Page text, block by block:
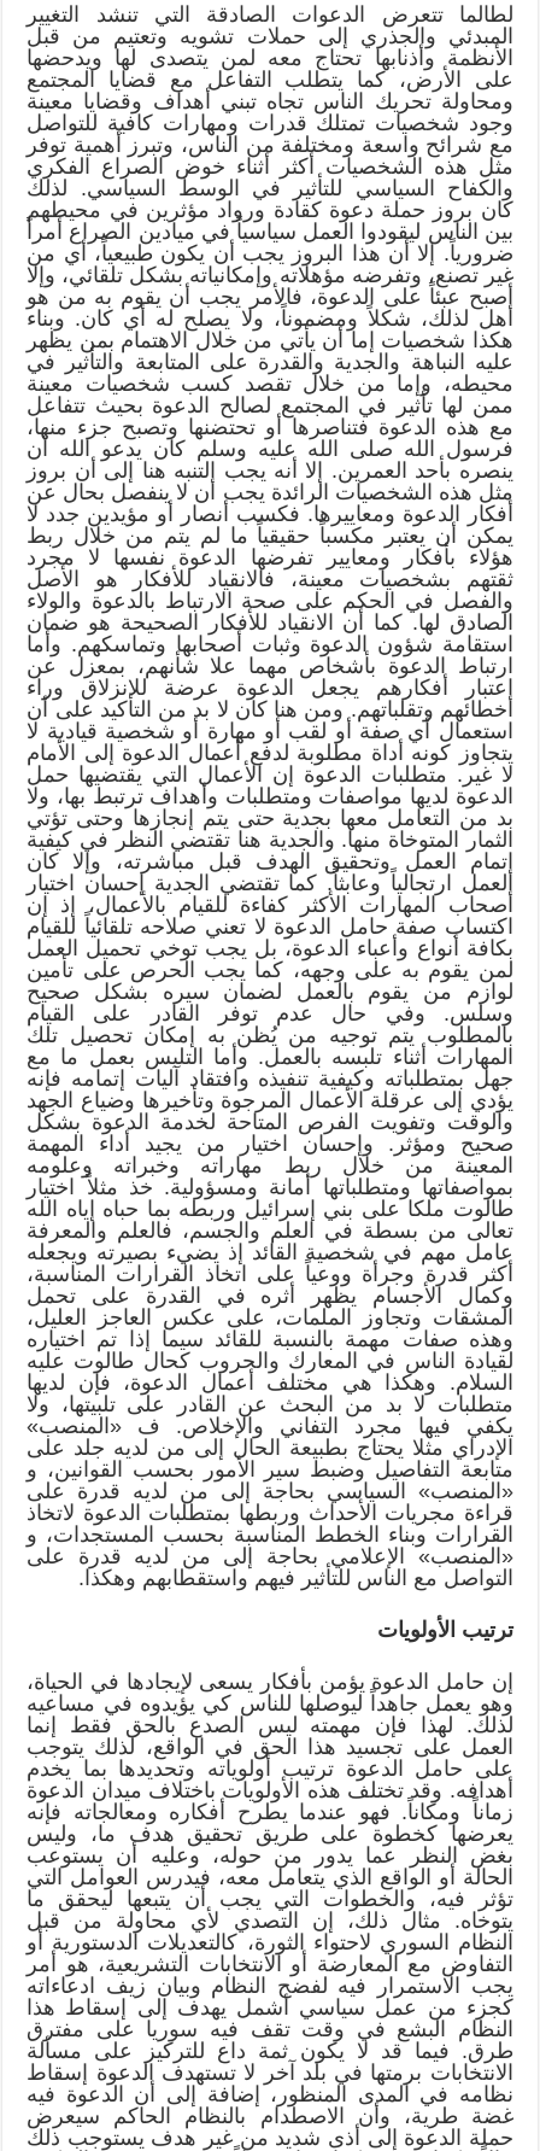
لطالما تتعرض الدعوات الصادقة التي تنشد التغيير
المبدئي والجذري إلى حملات تشويه وتعتيم من قبل
الأنظمة وأذنابها تحتاج معه لمن يتصدى لها ويدحضها
على الأرض، كما يتطلب التفاعل مع قضايا المجتمع
ومحاولة تحريك الناس تجاه تبني أهداف وقضايا معينة
وجود شخصيات تمتلك قدرات ومهارات كافية للتواصل
مع شرائح واسعة ومختلفة من الناس، وتبرز أهمية توفر
مثل هذه الشخصيات أكثر أثناء خوض الصراع الفكري
والكفاح السياسي للتأثير في الوسط السياسي. لذلك
كان بروز حملة دعوة كقادة ورواد مؤثرين في محيطهم
بين الناس ليقودوا العمل سياسياً في ميادين الصراع أمراً
ضرورياً. إلا أن هذا البروز يجب أن يكون طبيعياً، أي من
غير تصنع، وتفرضه مؤهلاته وإمكانياته بشكل تلقائي، وإلا
أصبح عبئاً على الدعوة، فالأمر يجب أن يقوم به من هو
أهل لذلك، شكلاً ومضموناً، ولا يصلح له أي كان. وبناء
هكذا شخصيات إما أن يأتي من خلال الاهتمام بمن يظهر
عليه النباهة والجدية والقدرة على المتابعة والتأثير في
محيطه، وإما من خلال تقصد كسب شخصيات معينة
ممن لها تأثير في المجتمع لصالح الدعوة بحيث تتفاعل
مع هذه الدعوة فتناصرها أو تحتضنها وتصبح جزء منها،
فرسول الله صلى الله عليه وسلم كان يدعو الله أن
ينصره بأحد العمرين. إلا أنه يجب التنبه هنا إلى أن بروز
مثل هذه الشخصيات الرائدة يجب أن لا ينفصل بحال عن
أفكار الدعوة ومعاييرها. فكسب أنصار أو مؤيدين جدد لا
يمكن أن يعتبر مكسباً حقيقياً ما لم يتم من خلال ربط
هؤلاء بأفكار ومعايير تفرضها الدعوة نفسها لا مجرد
ثقتهم بشخصيات معينة، فالانقياد للأفكار هو الأصل
والفصل في الحكم على صحة الارتباط بالدعوة والولاء
الصادق لها. كما أن الانقياد للأفكار الصحيحة هو ضمان
استقامة شؤون الدعوة وثبات أصحابها وتماسكهم. وأما
ارتباط الدعوة بأشخاص مهما علا شأنهم، بمعزل عن
اعتبار أفكارهم يجعل الدعوة عرضة للانزلاق وراء
أخطائهم وتقلباتهم. ومن هنا كان لا بد من التأكيد على أن
استعمال أي صفة أو لقب أو مهارة أو شخصية قيادية لا
يتجاوز كونه أداة مطلوبة لدفع أعمال الدعوة إلى الأمام
لا غير. متطلبات الدعوة إن الأعمال التي يقتضيها حمل
الدعوة لديها مواصفات ومتطلبات وأهداف ترتبط بها، ولا
بد من التعامل معها بجدية حتى يتم إنجازها وحتى تؤتي
الثمار المتوخاة منها. والجدية هنا تقتضي النظر في كيفية
إتمام العمل وتحقيق الهدف قبل مباشرته، وإلا كان
العمل ارتجالياً وعابثاً. كما تقتضي الجدية إحسان اختيار
أصحاب المهارات الأكثر كفاءة للقيام بالأعمال، إذ إن
اكتساب صفة حامل الدعوة لا تعني صلاحه تلقائياً للقيام
بكافة أنواع وأعباء الدعوة، بل يجب توخي تحميل العمل
لمن يقوم به على وجهه، كما يجب الحرص على تأمين
لوازم من يقوم بالعمل لضمان سيره بشكل صحيح
وسلس. وفي حال عدم توفر القادر على القيام
بالمطلوب يتم توجيه من يُظن به إمكان تحصيل تلك
المهارات أثناء تلبسه بالعمل. وأما التلبس بعمل ما مع
جهل بمتطلباته وكيفية تنفيذه وافتقاد آليات إتمامه فإنه
يؤدي إلى عرقلة الأعمال المرجوة وتأخيرها وضياع الجهد
والوقت وتفويت الفرص المتاحة لخدمة الدعوة بشكل
صحيح ومؤثر. وإحسان اختيار من يجيد أداء المهمة
المعينة من خلال ربط مهاراته وخبراته وعلومه
بمواصفاتها ومتطلباتها أمانة ومسؤولية. خذ مثلاً اختيار
طالوت ملكا على بني إسرائيل وربطه بما حباه إياه الله
تعالى من بسطة في العلم والجسم، فالعلم والمعرفة
عامل مهم في شخصية القائد إذ يضيء بصيرته ويجعله
أكثر قدرة وجرأة ووعياً على اتخاذ القرارات المناسبة،
وكمال الأجسام يظهر أثره في القدرة على تحمل
المشقات وتجاوز الملمات، على عكس العاجز العليل،
وهذه صفات مهمة بالنسبة للقائد سيما إذا تم اختياره
لقيادة الناس في المعارك والحروب كحال طالوت عليه
السلام. وهكذا هي مختلف أعمال الدعوة، فإن لديها
متطلبات لا بد من البحث عن القادر على تلبيتها، ولا
يكفي فيها مجرد التفاني والإخلاص. ف «المنصب»
الإدراي مثلا يحتاج بطبيعة الحال إلى من لديه جلد على
متابعة التفاصيل وضبط سير الأمور بحسب القوانين، و
«المنصب» السياسي بحاجة إلى من لديه قدرة على
قراءة مجريات الأحداث وربطها بمتطلبات الدعوة لاتخاذ
القرارات وبناء الخطط المناسبة بحسب المستجدات، و
«المنصب» الإعلامي بحاجة إلى من لديه قدرة على
التواصل مع الناس للتأثير فيهم واستقطابهم وهكذا.
ترتيب الأولويات
إن حامل الدعوة يؤمن بأفكار يسعى لإيجادها في الحياة،
وهو يعمل جاهداً ليوصلها للناس كي يؤيدوه في مساعيه
لذلك. لهذا فإن مهمته ليس الصدع بالحق فقط إنما
العمل على تجسيد هذا الحق في الواقع، لذلك يتوجب
على حامل الدعوة ترتيب أولوياته وتحديدها بما يخدم
أهدافه. وقد تختلف هذه الأولويات باختلاف ميدان الدعوة
زماناً ومكاناً. فهو عندما يطرح أفكاره ومعالجاته فإنه
يعرضها كخطوة على طريق تحقيق هدف ما، وليس
بغض النظر عما يدور من حوله، وعليه أن يستوعب
الحالة أو الواقع الذي يتعامل معه، فيدرس العوامل التي
تؤثر فيه، والخطوات التي يجب أن يتبعها ليحقق ما
يتوخاه. مثال ذلك، إن التصدي لأي محاولة من قبل
النظام السوري لاحتواء الثورة، كالتعديلات الدستورية أو
التفاوض مع المعارضة أو الانتخابات التشريعية، هو أمر
يجب الاستمرار فيه لفضح النظام وبيان زيف ادعاءاته
كجزء من عمل سياسي أشمل يهدف إلى إسقاط هذا
النظام البشع في وقت تقف فيه سوريا على مفترق
طرق. فيما قد لا يكون ثمة داع للتركيز على مسألة
الانتخابات برمتها في بلد آخر لا تستهدف الدعوة إسقاط
نظامه في المدى المنظور، إضافة إلى أن الدعوة فيه
غضة طرية، وأن الاصطدام بالنظام الحاكم سيعرض
حملة الدعوة إلى أذى شديد من غير هدف يستوجب ذلك